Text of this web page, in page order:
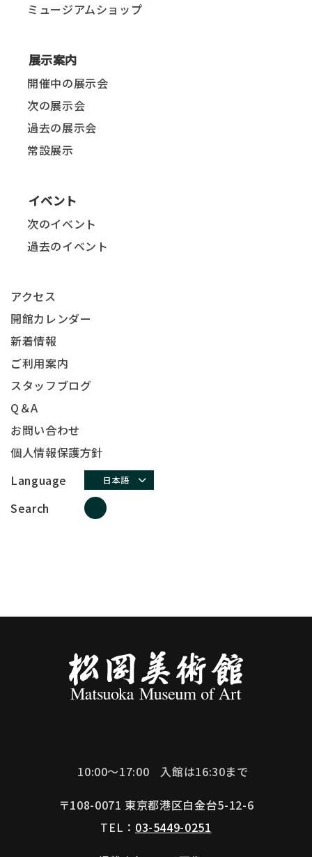
ミュージアムショップ
展示案内
開催中の展示会
次の展示会
過去の展示会
常設展示
イベント
次のイベント
過去のイベント
アクセス
開館カレンダー
新着情報
ご利用案内
スタッフブログ
Q＆A
お問い合わせ
個人情報保護方針
Language
日本語
Search
10:00～17:00
入館は16:30まで
〒108-0071 東京都港区白金台5-12-6
TEL： 03-5449-0251